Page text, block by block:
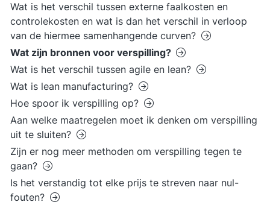
Wat is het verschil tussen externe faalkosten en
controlekosten en wat is dan het verschil in verloop
van de hiermee samenhangende curven?
Wat zijn bronnen voor verspilling?
Wat is het verschil tussen agile en lean?
Wat is lean manufacturing?
Hoe spoor ik verspilling op?
Aan welke maatregelen moet ik denken om verspilling
uit te sluiten?
Zijn er nog meer methoden om verspilling tegen te
gaan?
Is het verstandig tot elke prijs te streven naar nul-
fouten?